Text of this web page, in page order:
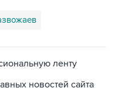
ленту
новостей сайта